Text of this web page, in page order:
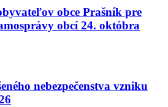
obce Prašník pre
obcí 24. októbra
nebezpečenstva vzniku